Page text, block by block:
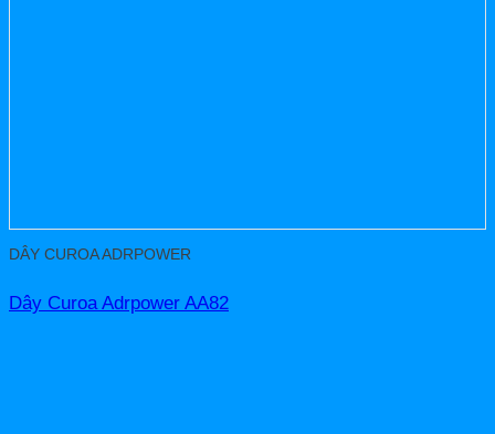
DÂY CUROA ADRPOWER
Dây Curoa Adrpower AA82